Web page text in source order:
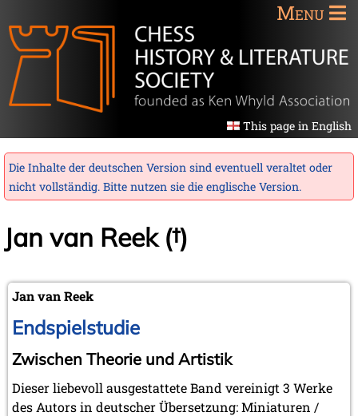
Menu
This page in English
Die Inhalte der deutschen Version sind eventuell veraltet oder
nicht vollständig. Bitte nutzen sie die englische Version.
Jan van Reek (†)
Jan van Reek
Endspielstudie
Zwischen Theorie und Artistik
Dieser liebevoll ausgestattete Band vereinigt 3 Werke
des Autors in deutscher Übersetzung: Miniaturen /